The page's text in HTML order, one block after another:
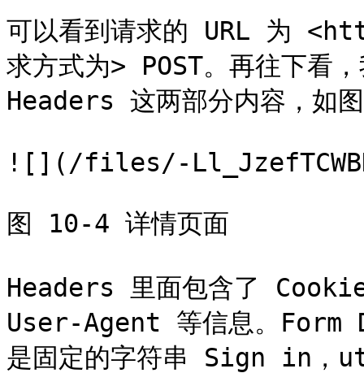
可以看到请求的 URL 为
求方式为> POST。再往下看
Headers 这两部分内容，如
![](/files/-
图 10-4 详情页面
Headers 里面包含了
User-Agent 等信息。Form
是固定的字符串 Sign in，